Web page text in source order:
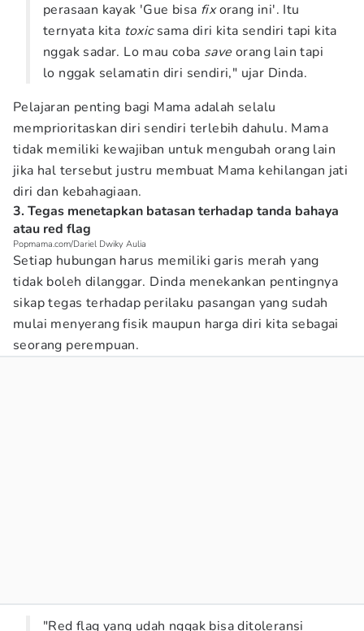
perasaan kayak 'Gue bisa fixorang ini'. Itu
ternyata kita toxicsama diri kita sendiri tapi kita
nggak sadar. Lo mau coba save orang lain tapi
lo nggak selamatin diri sendiri," ujar Dinda.
Pelajaran penting bagi Mama adalah selalu
memprioritaskan diri sendiri terlebih dahulu. Mama
tidak memiliki kewajiban untuk mengubah orang lain
jika hal tersebut justru membuat Mama kehilangan jati
diri dan kebahagiaan.
3. Tegas menetapkan batasan terhadap tanda bahaya
atau red flag
Popmama.com/Dariel Dwiky Aulia
Setiap hubungan harus memiliki garis merah yang
tidak boleh dilanggar. Dinda menekankan pentingnya
sikap tegas terhadap perilaku pasangan yang sudah
mulai menyerang fisik maupun harga diri kita sebagai
seorang perempuan.
"Red flag yang udah nggak bisa ditoleransi